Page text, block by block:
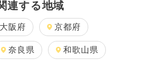
連する地域
大阪府 京都府
奈良県 和歌山県